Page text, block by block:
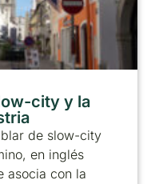
city y la
de slow-city
en inglés
asocia con la